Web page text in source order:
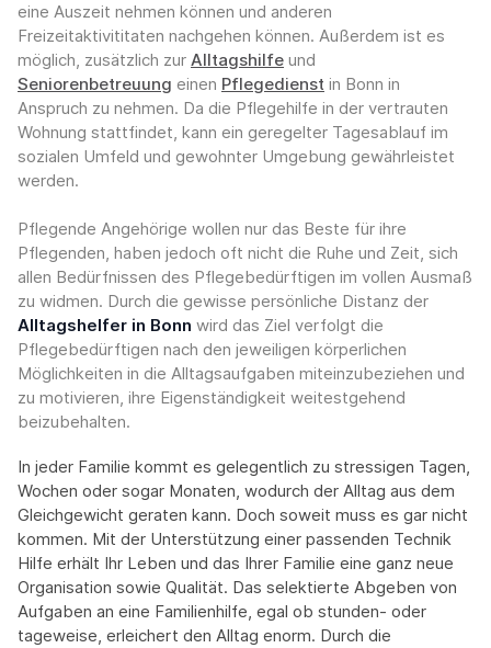
eine Auszeit nehmen können und anderen
Freizeitaktivititaten nachgehen können. Außerdem ist es
möglich, zusätzlich zur Alltagshilfe und
Seniorenbetreuung einen Pflegedienst in Bonn in
Anspruch zu nehmen. Da die Pflegehilfe in der vertrauten
Wohnung stattfindet, kann ein geregelter Tagesablauf im
sozialen Umfeld und gewohnter Umgebung gewährleistet
werden.
Pflegende Angehörige wollen nur das Beste für ihre
Pflegenden, haben jedoch oft nicht die Ruhe und Zeit, sich
allen Bedürfnissen des Pflegebedürftigen im vollen Ausmaß
zu widmen. Durch die gewisse persönliche Distanz der
Alltagshelfer in Bonn wird das Ziel verfolgt die
Pflegebedürftigen nach den jeweiligen körperlichen
Möglichkeiten in die Alltagsaufgaben miteinzubeziehen und
zu motivieren, ihre Eigenständigkeit weitestgehend
beizubehalten.
In jeder Familie kommt es gelegentlich zu stressigen Tagen,
Wochen oder sogar Monaten, wodurch der Alltag aus dem
Gleichgewicht geraten kann. Doch soweit muss es gar nicht
kommen. Mit der Unterstützung einer passenden Technik
Hilfe erhält Ihr Leben und das Ihrer Familie eine ganz neue
Organisation sowie Qualität. Das selektierte Abgeben von
Aufgaben an eine Familienhilfe, egal ob stunden- oder
tageweise, erleichert den Alltag enorm. Durch die